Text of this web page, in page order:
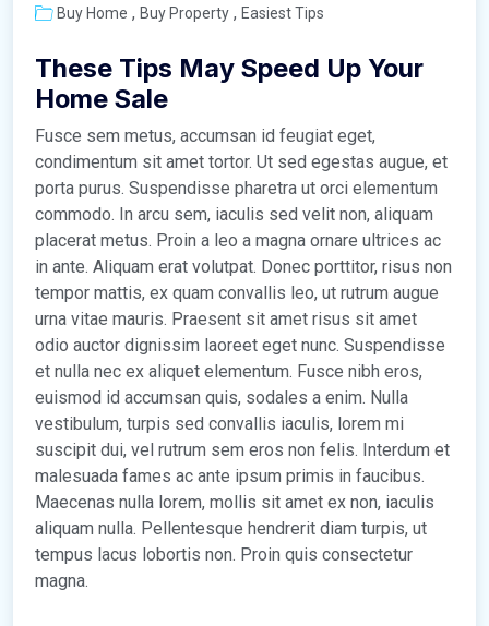
Buy Home , Buy Property , Easiest Tips
These Tips May Speed Up Your
Home Sale
Fusce sem metus, accumsan id feugiat eget,
condimentum sit amet tortor. Ut sed egestas augue, et
porta purus. Suspendisse pharetra ut orci elementum
commodo. In arcu sem, iaculis sed velit non, aliquam
placerat metus. Proin a leo a magna ornare ultrices ac
in ante. Aliquam erat volutpat. Donec porttitor, risus non
tempor mattis, ex quam convallis leo, ut rutrum augue
urna vitae mauris. Praesent sit amet risus sit amet
odio auctor dignissim laoreet eget nunc. Suspendisse
et nulla nec ex aliquet elementum. Fusce nibh eros,
euismod id accumsan quis, sodales a enim. Nulla
vestibulum, turpis sed convallis iaculis, lorem mi
suscipit dui, vel rutrum sem eros non felis. Interdum et
malesuada fames ac ante ipsum primis in faucibus.
Maecenas nulla lorem, mollis sit amet ex non, iaculis
aliquam nulla. Pellentesque hendrerit diam turpis, ut
tempus lacus lobortis non. Proin quis consectetur
magna.